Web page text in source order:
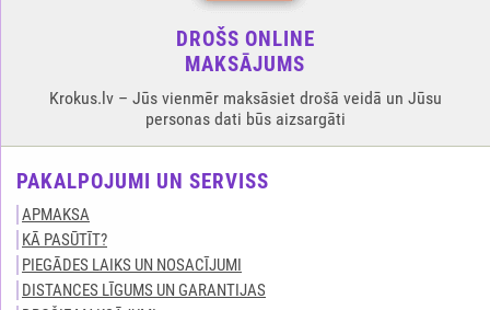
DROŠS ONLINE
MAKSĀJUMS
Krokus.lv – Jūs vienmēr maksāsiet drošā veidā un Jūsu
personas dati būs aizsargāti
PAKALPOJUMI UN SERVISS
APMAKSA
KĀ PASŪTĪT?
PIEGĀDES LAIKS UN NOSACĪJUMI
DISTANCES LĪGUMS UN GARANTIJAS